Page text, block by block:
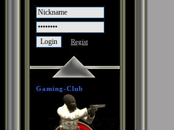
Regist
Gaming-Club